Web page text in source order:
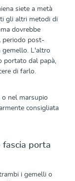
siete a metà
gli altri metodi di
dovrebbe
periodo post-
gemello. L'altro
portato dal papà,
di farlo.
o nel marsupio
consigliata
porta
i gemelli o